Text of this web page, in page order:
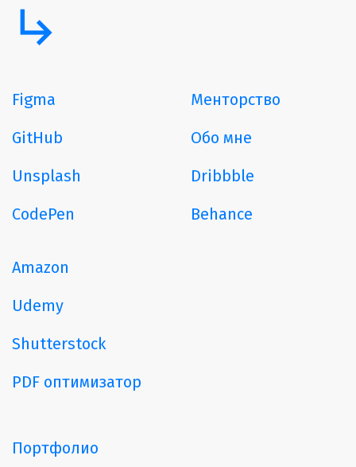
subdirectory_arrow_right
Figma
GitHub
Unsplash
CodePen
Менторство
Обо мне
Dribbble
Behance
Amazon
Udemy
Shutterstock
PDF оптимизатор
Портфолио